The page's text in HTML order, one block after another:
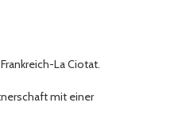
La Ciotat.
mit einer